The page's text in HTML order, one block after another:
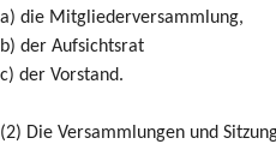
a) die Mitgliederversammlung,
b) der Aufsichtsrat
c) der Vorstand.
(2) Die Versammlungen und